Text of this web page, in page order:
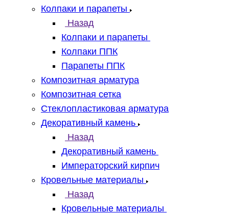
Колпаки и парапеты
Назад
Колпаки и парапеты
Колпаки ППК
Парапеты ППК
Композитная арматура
Композитная сетка
Стеклопластиковая арматура
Декоративный камень
Назад
Декоративный камень
Императорский кирпич
Кровельные материалы
Назад
Кровельные материалы